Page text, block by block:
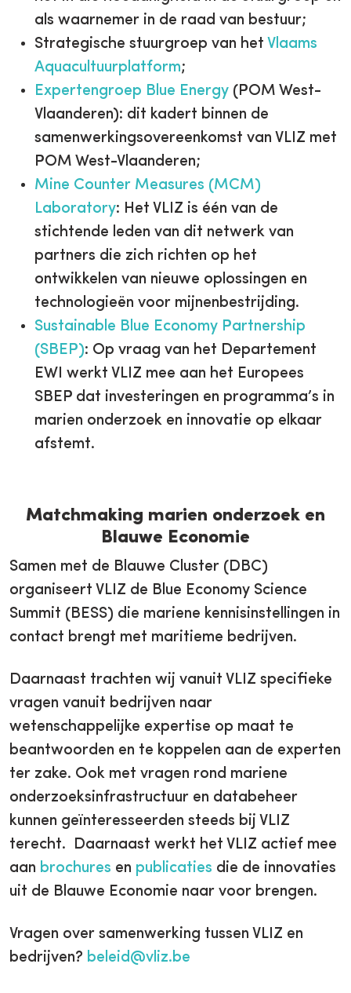
als waarnemer in de raad van bestuur;
Strategische stuurgroep van het Vlaams
Aquacultuurplatform;
Expertengroep Blue Energy (POM West-
Vlaanderen): dit kadert binnen de
samenwerkingsovereenkomst van VLIZ met
POM West-Vlaanderen;
Mine Counter Measures (MCM)
Laboratory: Het VLIZ is één van de
stichtende leden van dit netwerk van
partners die zich richten op het
ontwikkelen van nieuwe oplossingen en
technologieën voor mijnenbestrijding.
Sustainable Blue Economy Partnership
(SBEP): Op vraag van het Departement
EWI werkt VLIZ mee aan het Europees
SBEP dat investeringen en programma’s in
marien onderzoek en innovatie op elkaar
afstemt.
Matchmaking marien onderzoek en
Blauwe Economie
Samen met de Blauwe Cluster (DBC)
organiseert VLIZ de Blue Economy Science
Summit (BESS) die mariene kennisinstellingen in
contact brengt met maritieme bedrijven.
Daarnaast trachten wij vanuit VLIZ specifieke
vragen vanuit bedrijven naar
wetenschappelijke expertise op maat te
beantwoorden en te koppelen aan de experten
ter zake. Ook met vragen rond mariene
onderzoeksinfrastructuur en databeheer
kunnen geïnteresseerden steeds bij VLIZ
terecht. Daarnaast werkt het VLIZ actief mee
aan brochures en publicaties die de innovaties
uit de Blauwe Economie naar voor brengen.
Vragen over samenwerking tussen VLIZ en
bedrijven? beleid@vliz.be